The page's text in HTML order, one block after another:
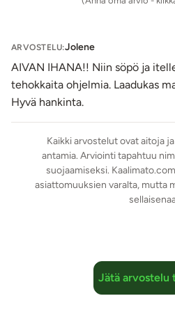
Imevä klitoriskiihotin on
Pilvenmuotoisen vibraattorin
jonka 12:sta erilaista
helppokäyttöisesti vain yhtä
seksivälineestä toiseen ja tekee
myös nautinnon keskellä.
Lataustelakka toimii myös
sekä kirkas valo. Kun vibraattori
ovat omalla paikallaan
pilvivibraattorista painaa
ARVOSTELU:Jolene
AIVAN IHANA!! Niin söpö ja
tehokkaita ohjelmia. Laadukas
Hyvä hankinta.
Kaikki arvostelut ovat aitoja
antamia. Arviointi tapahtuu
suojaamiseksi.
asiattomuuksien varalta, mutta
Jätä arvostelu